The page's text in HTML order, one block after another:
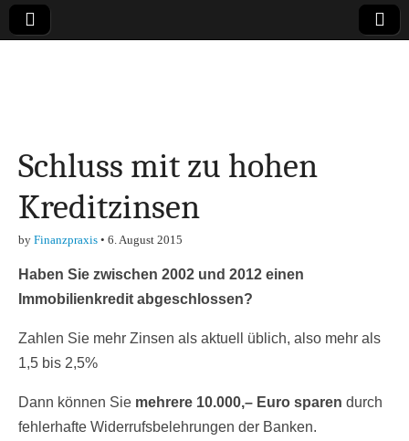
Finanzen,
Marketing-, Vertrieb-
& Investment-Tipps
Schluss mit zu hohen
Kreditzinsen
by Finanzpraxis • 6. August 2015
Haben Sie zwischen 2002 und 2012 einen
Immobilienkredit abgeschlossen?
Zahlen Sie mehr Zinsen als aktuell üblich, also mehr als
1,5 bis 2,5%
Dann können Sie mehrere 10.000,– Euro sparen durch
fehlerhafte Widerrufsbelehrungen der Banken.